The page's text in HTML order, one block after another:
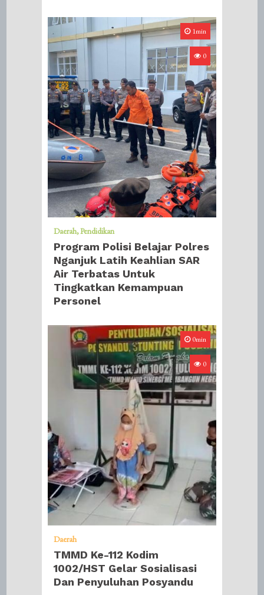
1min
0
Daerah Pendidikan
Program Polisi Belajar Polres
Nganjuk Latih Keahlian SAR
Air Terbatas Untuk
Tingkatkan Kemampuan
Personel
0min
0
Daerah
TMMD Ke-112 Kodim
1002/HST Gelar Sosialisasi
Dan Penyuluhan Posyandu